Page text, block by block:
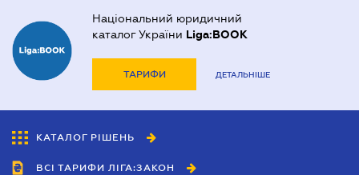
Національний юридичний
каталог України Liga:BOOK
ТАРИФИ ДЕТАЛЬНІШЕ
КАТАЛОГ РІШЕНЬ
ВСІ ТАРИФИ ЛІГА:ЗАКОН